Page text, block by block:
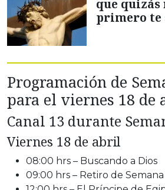
que quizás
primero te
Programación de
para el viernes 18 de
Canal 13 durante
Viernes 18 de abril
08:00 hrs – Buscando a Dios
09:00 hrs – Retiro de